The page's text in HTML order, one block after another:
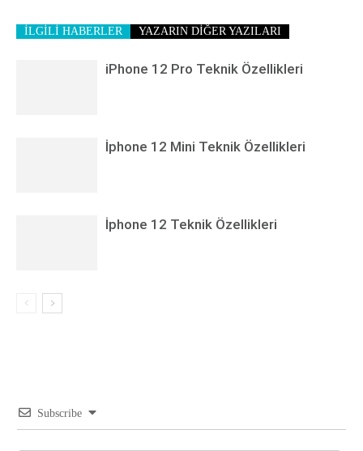
İLGİLİ HABERLER YAZARIN DİĞER YAZILARI
iPhone 12 Pro Teknik Özellikleri
İphone 12 Mini Teknik Özellikleri
İphone 12 Teknik Özellikleri
Subscribe